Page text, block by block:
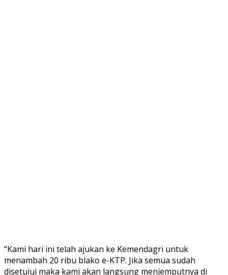
“Kami hari ini telah ajukan ke Kemendagri untuk
menambah 20 ribu blako e-KTP. Jika semua sudah
disetujui maka kami akan langsung menjemputnya di